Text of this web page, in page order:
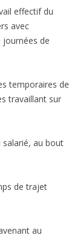
effectif du
avec
de
temporaires de
travaillant sur
salarié, au bout
de trajet
au